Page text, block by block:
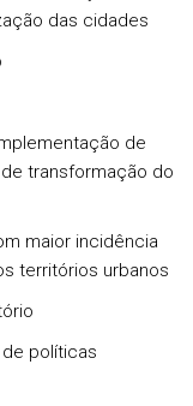
das cidades
de
transformação do
maior incidência
territórios urbanos
políticas